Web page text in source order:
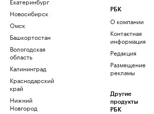
Новосибирск
Омск
Башкортостан
Вологодская
область
Калининград
Краснодарский
край
Нижний
Новгород
РБК
О компании
Контактная
информация
Редакция
Размещение
рекламы
Другие
продукты
РБК